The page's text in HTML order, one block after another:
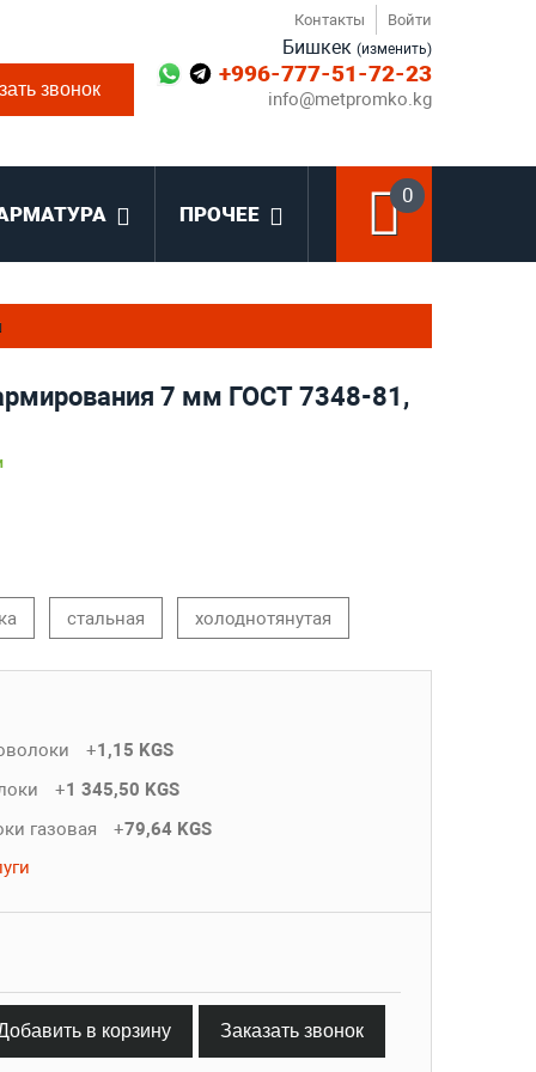
Бишкек (изменить)
+996-777-51-72-23
info@metpromko.kg
Контакты Войти
звонок
0
ПРОЧЕЕ
7 мм ГОСТ 7348-81,
стальная холоднотянутая
+1,15 KGS
+1 345,50 KGS
газовая
+79,64 KGS
в корзину Заказать звонок